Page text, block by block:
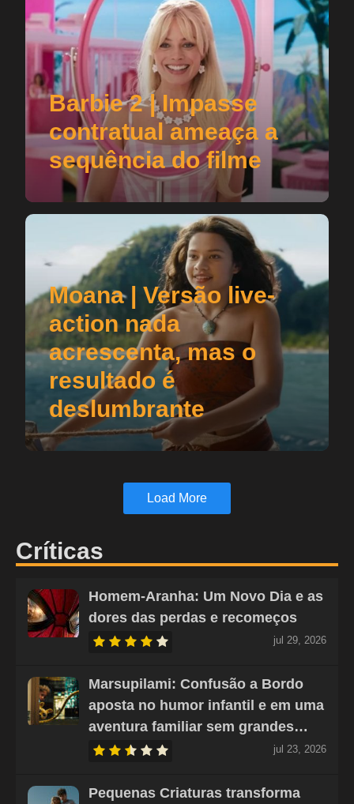
Barbie 2 | Impasse
contratual ameaça a
sequência do filme
Moana | Versão live-
action nada
acrescenta, mas o
resultado é
deslumbrante
Load More
Críticas
Homem-Aranha: Um Novo Dia e as
dores das perdas e recomeços
jul 29, 2026
Marsupilami: Confusão a Bordo
aposta no humor infantil e em uma
aventura familiar sem grandes…
jul 23, 2026
Pequenas Criaturas transforma